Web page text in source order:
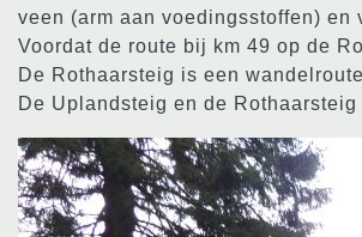
veen (arm aan voedingsstoffen)
Voordat de route bij km 49 op de
De Rothaarsteig is een
De Uplandsteig en de